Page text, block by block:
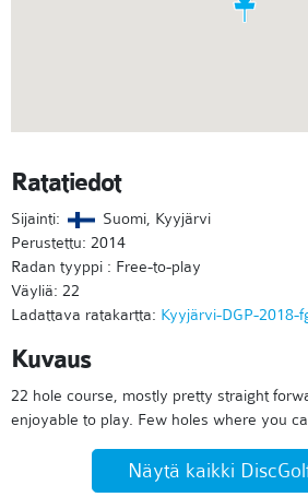
Ratatiedot
Sijainti:
Suomi, Kyyjärvi
Perustettu: 2014
Radan tyyppi : Free-to-play
Väyliä: 22
Ladattava ratakartta: Kyyjärvi-DGP-2018-
Kuvaus
22 hole course, mostly pretty straight
enjoyable to play. Few holes where you
Näytä kaikki